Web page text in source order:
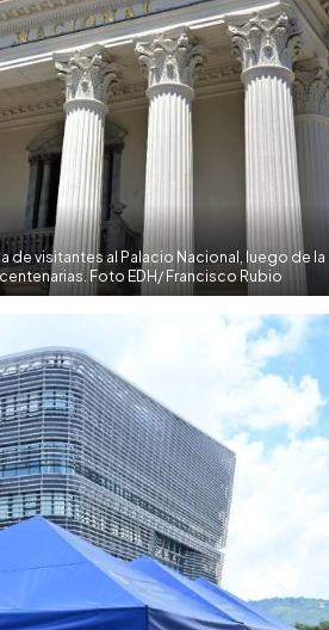
de visitantes al Palacio Nacional, luego de la
Foto EDH/ Francisco Rubio